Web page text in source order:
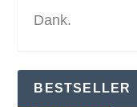
Dank.
BESTSELLER